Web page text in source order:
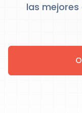
las